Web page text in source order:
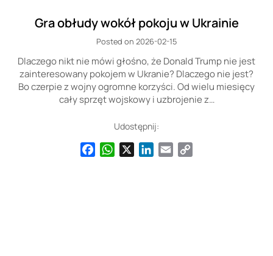
Gra obłudy wokół pokoju w Ukrainie
Posted on 2026-02-15
Dlaczego nikt nie mówi głośno, że Donald Trump nie jest
zainteresowany pokojem w Ukranie? Dlaczego nie jest?
Bo czerpie z wojny ogromne korzyści. Od wielu miesięcy
cały sprzęt wojskowy i uzbrojenie z…
Udostępnij:
FacebookWhatsAppLinkedIn
Email